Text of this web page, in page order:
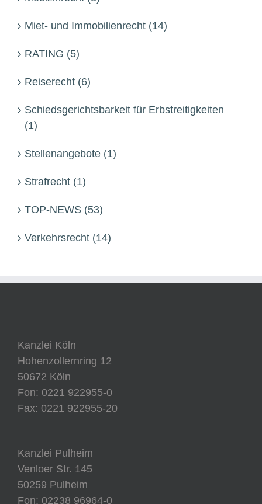
Miet- und Immobilienrecht (14)
RATING (5)
Reiserecht (6)
Schiedsgerichtsbarkeit für Erbstreitigkeiten
(1)
Stellenangebote (1)
Strafrecht (1)
TOP-NEWS (53)
Verkehrsrecht (14)
Kanzlei Köln
Hohenzollernring 12
50672 Köln
Fon: 0221 922955-0
Fax: 0221 922955-20
Kanzlei Pulheim
Venloer Str. 145
50259 Pulheim
Fon: 02238 96964-0